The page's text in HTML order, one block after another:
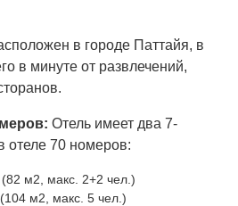
в городе Паттайя, в
в минуте от развлечений,
Отель имеет два 7-
отеле 70 номеров:
м2, макс. 2+2 чел.)
м2, макс. 5 чел.)